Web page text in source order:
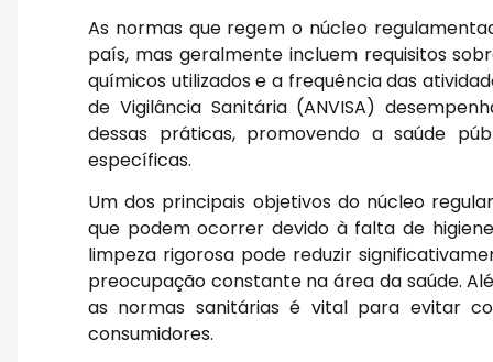
As normas que regem o núcleo
país, mas geralmente incluem requisitos
químicos utilizados e a frequência das
de Vigilância Sanitária (ANVISA)
dessas práticas, promovendo a saúde
específicas.
Um dos principais objetivos do núcleo
que podem ocorrer devido à falta de
limpeza rigorosa pode reduzir
preocupação constante na área da saúde.
as normas sanitárias é vital para evitar
consumidores.